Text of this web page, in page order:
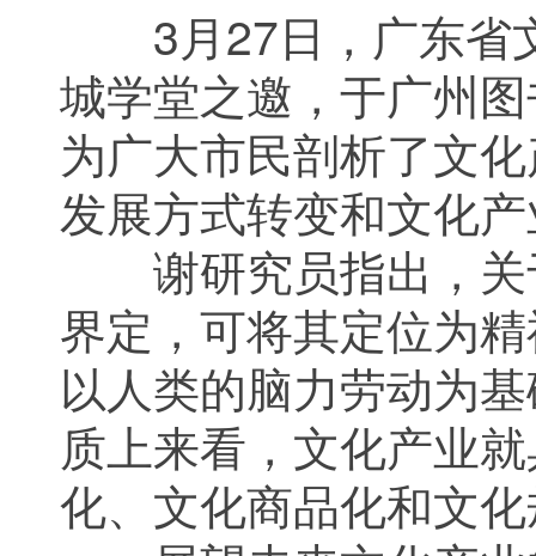
3月27日，广东省
城学堂之邀，于广州
为广大市民剖析了文
发展方式转变和文化
谢研究员指出，关
界定，可将其定位为
以人类的脑力劳动为
质上来看，文化产业
化、文化商品化和文